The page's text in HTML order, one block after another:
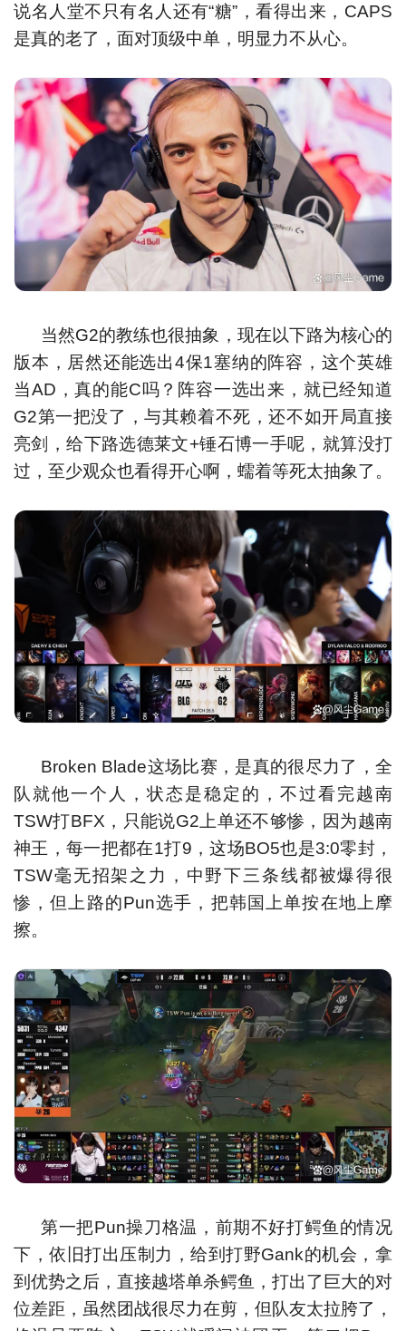
说名人堂不只有名人还有“糖”，看得出来，CAPS
是真的老了，面对顶级中单，明显力不从心。
当然G2的教练也很抽象，现在以下路为核心的
版本，居然还能选出4保1塞纳的阵容，这个英雄
当AD，真的能C吗？阵容一选出来，就已经知道
G2第一把没了，与其赖着不死，还不如开局直接
亮剑，给下路选德莱文+锤石博一手呢，就算没打
过，至少观众也看得开心啊，蠕着等死太抽象了。
Broken Blade这场比赛，是真的很尽力了，全
队就他一个人，状态是稳定的，不过看完越南
TSW打BFX，只能说G2上单还不够惨，因为越南
神王，每一把都在1打9，这场BO5也是3:0零封，
TSW毫无招架之力，中野下三条线都被爆得很
惨，但上路的Pun选手，把韩国上单按在地上摩
擦。
第一把Pun操刀格温，前期不好打鳄鱼的情况
下，依旧打出压制力，给到打野Gank的机会，拿
到优势之后，直接越塔单杀鳄鱼，打出了巨大的对
位差距，虽然团战很尽力在剪，但队友太拉胯了，